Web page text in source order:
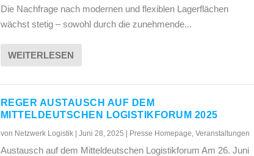
Die Nachfrage nach modernen und flexiblen Lagerflächen
wächst stetig – sowohl durch die zunehmende...
WEITERLESEN
REGER AUSTAUSCH AUF DEM
MITTELDEUTSCHEN LOGISTIKFORUM 2025
von Netzwerk Logistik| Juni 28, 2025 | Presse Homepage Veranstaltungen
Austausch auf dem Mitteldeutschen Logistikforum Am 26. Juni